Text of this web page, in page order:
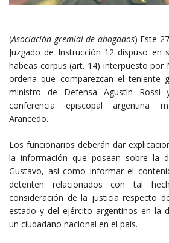
(Asociación gremial de abogados) Este
Juzgado de Instrucción 12 dispuso en
habeas corpus (art. 14) interpuesto por
ordena que comparezcan el teniente
ministro de Defensa Agustín
conferencia episcopal argentina
Arancedo.
Los funcionarios deberán dar
la información que posean sobre la
Gustavo, así como informar el
detenten relacionados con tal
consideración de la justicia respecto
estado y del ejército argentinos en la
un ciudadano nacional en el país.